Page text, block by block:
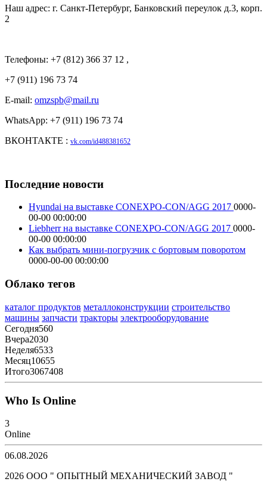
Наш адрес: г. Санкт-Петербург, Банковский переулок д.3, корп.
2
Телефоны: +7 (812) 366 37 12 ,
+7 (911) 196 73 74
E-mail: omzspb@mail.ru
WhatsApp: +7 (911) 196 73 74
ВКОНТАКТЕ : vk.com/id488381652
Последние новости
Hyundai на выставке CONEXPO-CON/AGG 2017 0000-
00-00 00:00:00
Liebherr на выставке CONEXPO-CON/AGG 2017 0000-
00-00 00:00:00
Как выбрать мини-погрузчик с бортовым поворотом
0000-00-00 00:00:00
Облако тегов
каталог продуктов металлоконструкции строительство
машины запчасти тракторы электрооборудование
Сегодня560
Вчера2030
Неделя6533
Месяц10655
Итого3067408
Who Is Online
3
Online
06.08.2026
2026 ООО " ОПЫТНЫЙ МЕХАНИЧЕСКИЙ ЗАВОД "